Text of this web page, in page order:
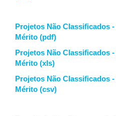
Projetos Não Classificados
Mérito (pdf)
Projetos Não Classificados
Mérito (xls)
Projetos Não Classificados
Mérito (csv)